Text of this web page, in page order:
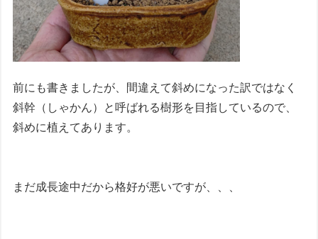
前にも書きましたが、間違えて斜めになった訳ではなく
斜幹（しゃかん）と呼ばれる樹形を目指しているので、
斜めに植えてあります。
まだ成長途中だから格好が悪いですが、、、